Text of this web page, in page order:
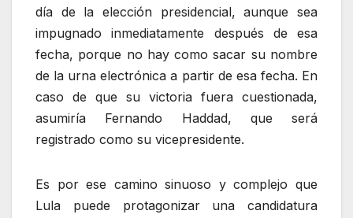
día de la elección presidencial, aunque sea
impugnado inmediatamente después de esa
fecha, porque no hay como sacar su nombre
de la urna electrónica a partir de esa fecha. En
caso de que su victoria fuera cuestionada,
asumiría Fernando Haddad, que será
registrado como su vicepresidente.
Es por ese camino sinuoso y complejo que
Lula puede protagonizar una candidatura